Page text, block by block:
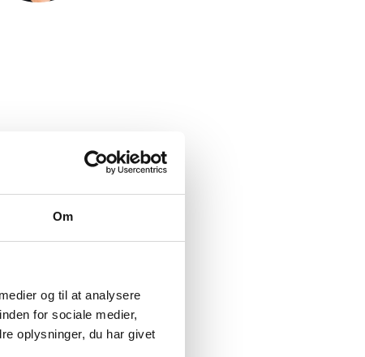
Om
og til at analysere
for sociale medier,
oplysninger, du har givet